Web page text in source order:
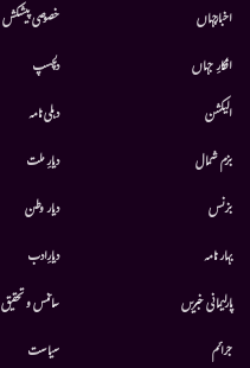
اخبارجہاں
افکارِ جہاں
الیکشن
بزم شمال
بزنس
بہار نامہ
پارلیمانی خبریں
جرائم
خصوصی پیشکش
دلچسپ
دہلی نامہ
دیارِ ملت
دیار وطن
دیارِادب
سائنس و تحقیق
سیاست